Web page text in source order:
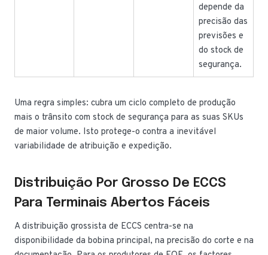
depende da
precisão das
previsões e
do stock de
segurança.
Uma regra simples: cubra um ciclo completo de produção
mais o trânsito com stock de segurança para as suas SKUs
de maior volume. Isto protege-o contra a inevitável
variabilidade de atribuição e expedição.
Distribuição Por Grosso De ECCS
Para Terminais Abertos Fáceis
A distribuição grossista de ECCS centra-se na
disponibilidade da bobina principal, na precisão do corte e na